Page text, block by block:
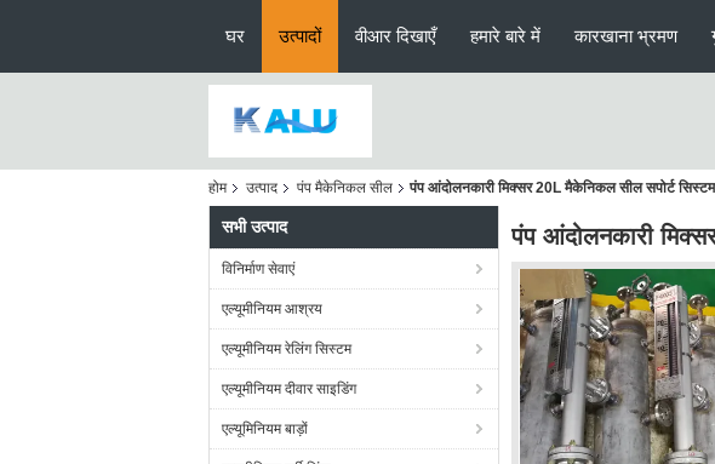
घर उत्पादों वीआर दिखाएँ हमारे बारे में कारखाना भ्रमण
होम उत्पाद पंप मैकेनिकल सील पंप आंदोलनकारी मिक्सर 20L मैकेनिकल सील सपोर्ट सिस्टम
सभी उत्पाद
विनिर्माण सेवाएं
एल्यूमीनियम आश्रय
एल्यूमीनियम रेलिंग सिस्टम
एल्यूमीनियम दीवार साइडिंग
एल्यूमिनियम बाड़ों
पंप आंदोलनकारी